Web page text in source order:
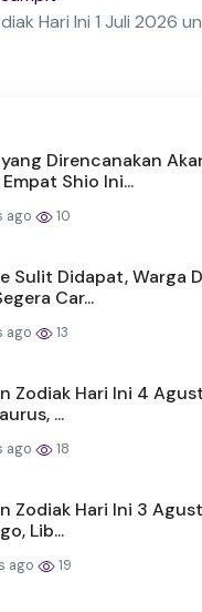
Hari Ini 1 Juli 2026
Direncanakan
Shio Ini...
ago 10
Sulit Didapat, Warga
Car...
ago 13
Zodiak Hari Ini 4
...
ago 18
Zodiak Hari Ini 3
Lib...
ago 19